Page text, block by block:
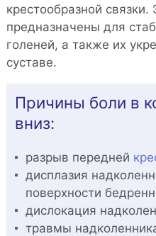
крестообразной связки.
предназначены для
голеней, а также их
суставе.
Причины боли в
вниз:
разрыв передней
дисплазия
поверхности
дислокация
травмы